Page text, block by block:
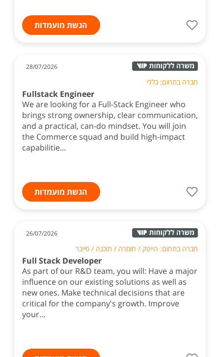
הגשת מועמדות
28/07/2026
חברה בתחום: כללי
Fullstack Engineer
We are looking for a Full-Stack Engineer who
brings strong ownership, clear communication,
and a practical, can-do mindset. You will join
the Commerce squad and build high-impact
capabilitie...
הגשת מועמדות
26/07/2026
חברה בתחום: הייטק / חומרה / תוכנה / סייבר
Full Stack Developer
As part of our R&D team, you will: Have a major
influence on our existing solutions as well as
new ones. Make technical decisions that are
critical for the company's growth. ​Improve
your...